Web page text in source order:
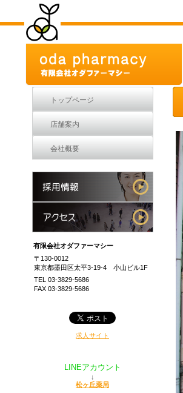
トップページ
店舗案内
会社概要
有限会社オダファーマシー
〒130-0012
東京都墨田区太平3-19-4 小山ビル1F
TEL 03-3829-5686
FAX 03-3829-5686
求人サイト
LINEアカウント
↓
松ヶ丘薬局